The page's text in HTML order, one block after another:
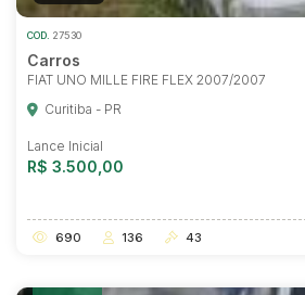
COD. 27530
Carros
FIAT UNO MILLE FIRE FLEX 2007/2007
Curitiba - PR
Lance Inicial
R$ 3.500,00
690 136 43